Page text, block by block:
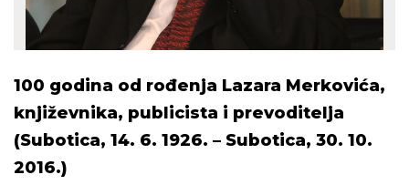
100 godina od rođenja Lazara Merkovića,
književnika, publicista i prevoditelja
(Subotica, 14. 6. 1926. – Subotica, 30. 10.
2016.)